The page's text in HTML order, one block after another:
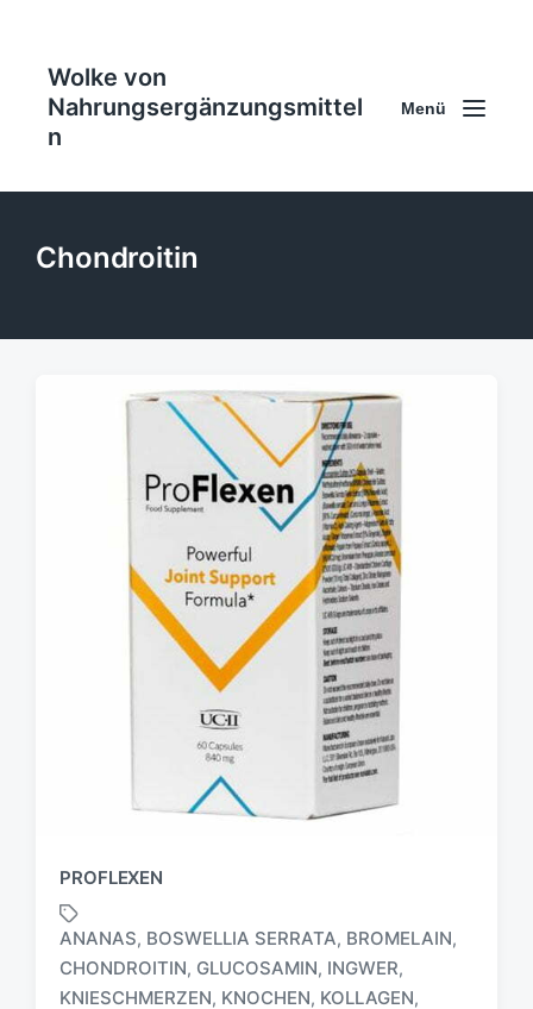
Wolke von
Nahrungsergänzungsmittel
n
Menü
Chondroitin
PROFLEXEN
ANANAS, BOSWELLIA SERRATA, BROMELAIN,
CHONDROITIN, GLUCOSAMIN, INGWER,
KNIESCHMERZEN, KNOCHEN, KOLLAGEN,